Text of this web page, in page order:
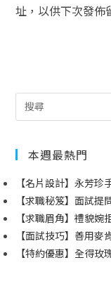
址，以供下次發佈
本週最熱門
【名片設計】永芳珍
【求職秘笈】面試提
【求職眉角】禮貌
【面試技巧】善用
【特約優惠】全得